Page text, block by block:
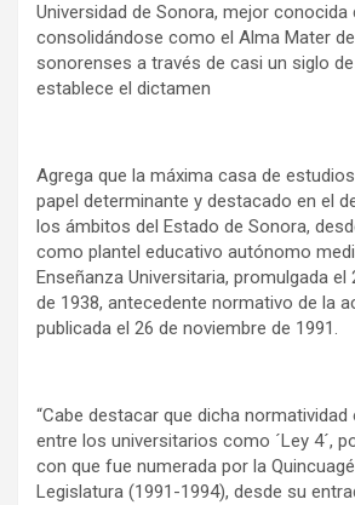
Universidad de Sonora, mejor conocida
consolidándose como el Alma Mater
sonorenses a través de casi un siglo de
establece el dictamen
Agrega que la máxima casa de
papel determinante y destacado en el
los ámbitos del Estado de Sonora,
como plantel educativo autónomo
Enseñanza Universitaria, promulgada el
de 1938, antecedente normativo de la
publicada el 26 de noviembre de 1991.
“Cabe destacar que dicha
entre los universitarios como ´Ley 4´,
con que fue numerada por la
Legislatura (1991-1994), desde su